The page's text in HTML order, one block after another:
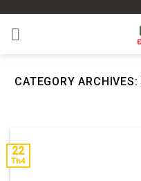
content
CATEGORY ARCHIVES:
22
Th4